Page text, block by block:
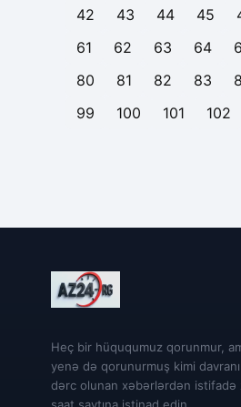
42
43 44 45
61
62 63 64
80
81 82 83
99
100 101 102
Heç bir hüququmuz qorunmur,
yenə də qorunurmuş kimi
dərc olunan xəbərlərdən istifadə